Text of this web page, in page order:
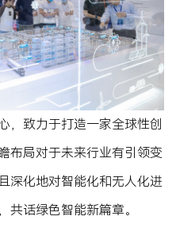
，致力于打造一家全球性创
布局对于未来行业有引领变
深化地对智能化和无人化进
共话绿色智能新篇章。